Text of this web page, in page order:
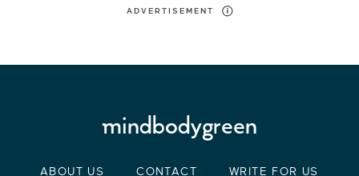
ADVERTISEMENT
ABOUT US CONTACT WRITE FOR US